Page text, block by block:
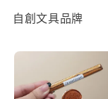
自創文具品牌